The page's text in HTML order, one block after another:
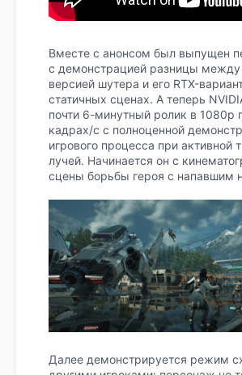
Вместе с анонсом был выпущен
с демонстрацией разницы
версией шутера и его RTX-
статичных сценах. А теперь
почти 6-минутный ролик в 1080p
кадрах/с с полноценной
игрового процесса при активной
лучей. Начинается он с
сцены борьбы героя с напавшим
Далее демонстрируется режим